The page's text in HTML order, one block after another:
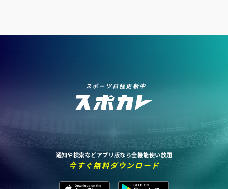
スポーツ日程更新中
通知や検索などアプリ版なら全機能使い放題
今すぐ無料ダウンロード